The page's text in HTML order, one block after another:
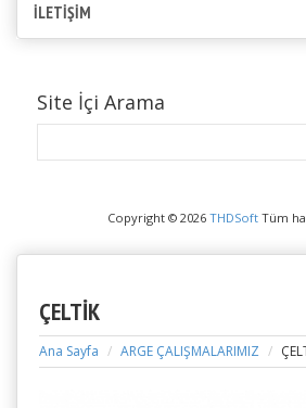
İLETİŞİM
Site İçi Arama
Copyright © 2026 THDSoft Tüm
ÇELTİK
Ana Sayfa ARGE ÇALIŞMALARIMIZ